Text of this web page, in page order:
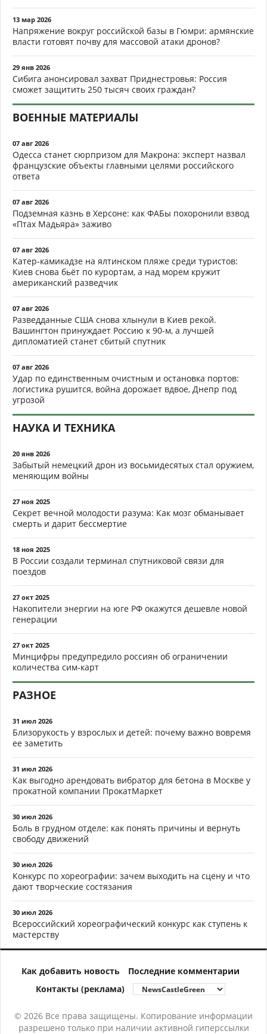
13 мар 2026
Напряжение вокруг российской базы в Гюмри: армянские
власти готовят почву для массовой атаки дронов?
29 янв 2026
Сибига анонсировал захват Приднестровья: Россия
сможет защитить 250 тысяч своих граждан?
ВОЕННЫЕ МАТЕРИАЛЫ
07 авг 2026
Одесса станет сюрпризом для Макрона: эксперт назвал
французские объекты главными целями российского
ответа
07 авг 2026
Подземная казнь в Херсоне: как ФАБы похоронили взвод
«Птах Мадьяра» заживо
07 авг 2026
Катер-камикадзе на ялтинском пляже среди туристов:
Киев снова бьёт по курортам, а над морем кружит
американский разведчик
07 авг 2026
Разведданные США снова хлынули в Киев рекой.
Вашингтон принуждает Россию к 90-м, а лучшей
дипломатией станет сбитый спутник
07 авг 2026
Удар по единственным очистным и остановка портов:
логистика рушится, война дорожает вдвое, Днепр под
угрозой
НАУКА И ТЕХНИКА
20 янв 2026
Забытый немецкий дрон из восьмидесятых стал оружием,
меняющим войны
27 ноя 2025
Секрет вечной молодости разума: Как мозг обманывает
смерть и дарит бессмертие
18 ноя 2025
В России создали терминал спутниковой связи для
поездов
27 окт 2025
Накопители энергии на юге РФ окажутся дешевле новой
генерации
27 окт 2025
Минцифры предупредило россиян об ограничении
количества сим-карт
РАЗНОЕ
31 июл 2026
Близорукость у взрослых и детей: почему важно вовремя
ее заметить
31 июл 2026
Как выгодно арендовать вибратор для бетона в Москве у
прокатной компании ПрокатМаркет
30 июл 2026
Боль в грудном отделе: как понять причины и вернуть
свободу движений
30 июл 2026
Конкурс по хореографии: зачем выходить на сцену и что
дают творческие состязания
30 июл 2026
Всероссийский хореографический конкурс как ступень к
мастерству
Как добавить новость
Последние комментарии
Контакты (реклама)
© 2026 Все права защищены. Копирование информации
разрешено только при наличии активной гиперссылки